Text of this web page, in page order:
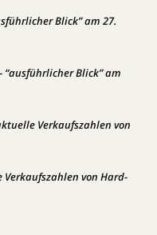
Blick” am 27.
“ausführlicher Blick” am
Verkaufszahlen von
von Hard-